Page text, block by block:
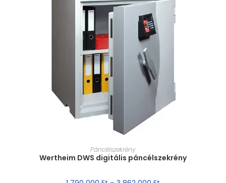
MÉRET VÁLASZTÁSA
Páncélszekrény
Wertheim DWS digitális páncélszekrény